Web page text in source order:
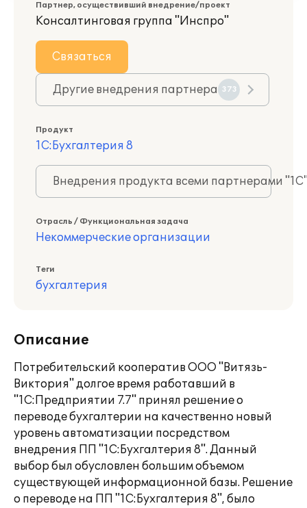
Партнер, осуществивший внедрение/проект
Консалтинговая группа "Инспро"
Связаться
Другие внедрения партнера 373
Продукт
1С:Бухгалтерия 8
Внедрения продукта всеми партнерами
Отрасль / Функциональная задача
Некоммерческие организации
Теги
бухгалтерия
Описание
Потребительский кооператив ООО "Витязь-
Виктория" долгое время работавший в
"1С:Предприятии 7.7" принял решение о
переводе бухгалтерии на качественно новый
уровень автоматизации посредством
внедрения ПП "1С:Бухгалтерия 8". Данный
выбор был обусловлен большим объемом
существующей информационной базы. Решение
о переводе на ПП "1С:Бухгалтерия 8", было